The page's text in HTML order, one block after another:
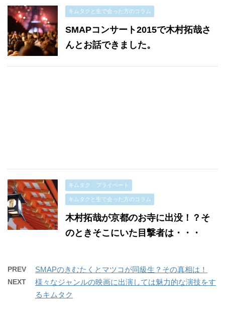
キムタクと生で会った方のコラム
SMAPコンサート2015で木村拓哉さ
んとお話できました。
キムタク プライベート
キムタクと生で会った方のコラム
木村拓哉が京都のお寺に出没！？そ
のときそこにいた目撃者は・・・
PREV SMAPのきむたくとマツコが同級生？その真相は！
NEXT
様々なジャンルの映画に出演しては魅力的な演技をす
るキムタク